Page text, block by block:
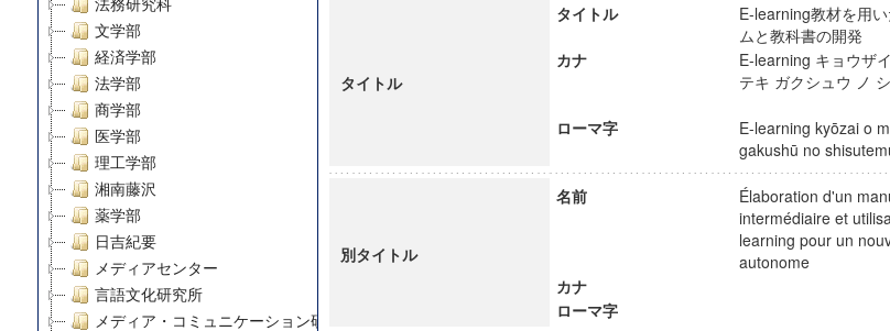
法務研究科
文学部
経済学部
法学部
商学部
医学部
理工学部
湘南藤沢
薬学部
日吉紀要
メディアセンター
言語文化研究所
メディア・コミュニケーション研究所
タイトル
タイトル
E-learning教材を用
ムと教科書の開発
カナ
E-learning キョウザ
テキ ガクシュウ ノ
ローマ字
E-learning kyōzai o
gakushū no
別タイトル
名前
Élaboration d'un
intermédiaire et
learning pour un
autonome
カナ
ローマ字